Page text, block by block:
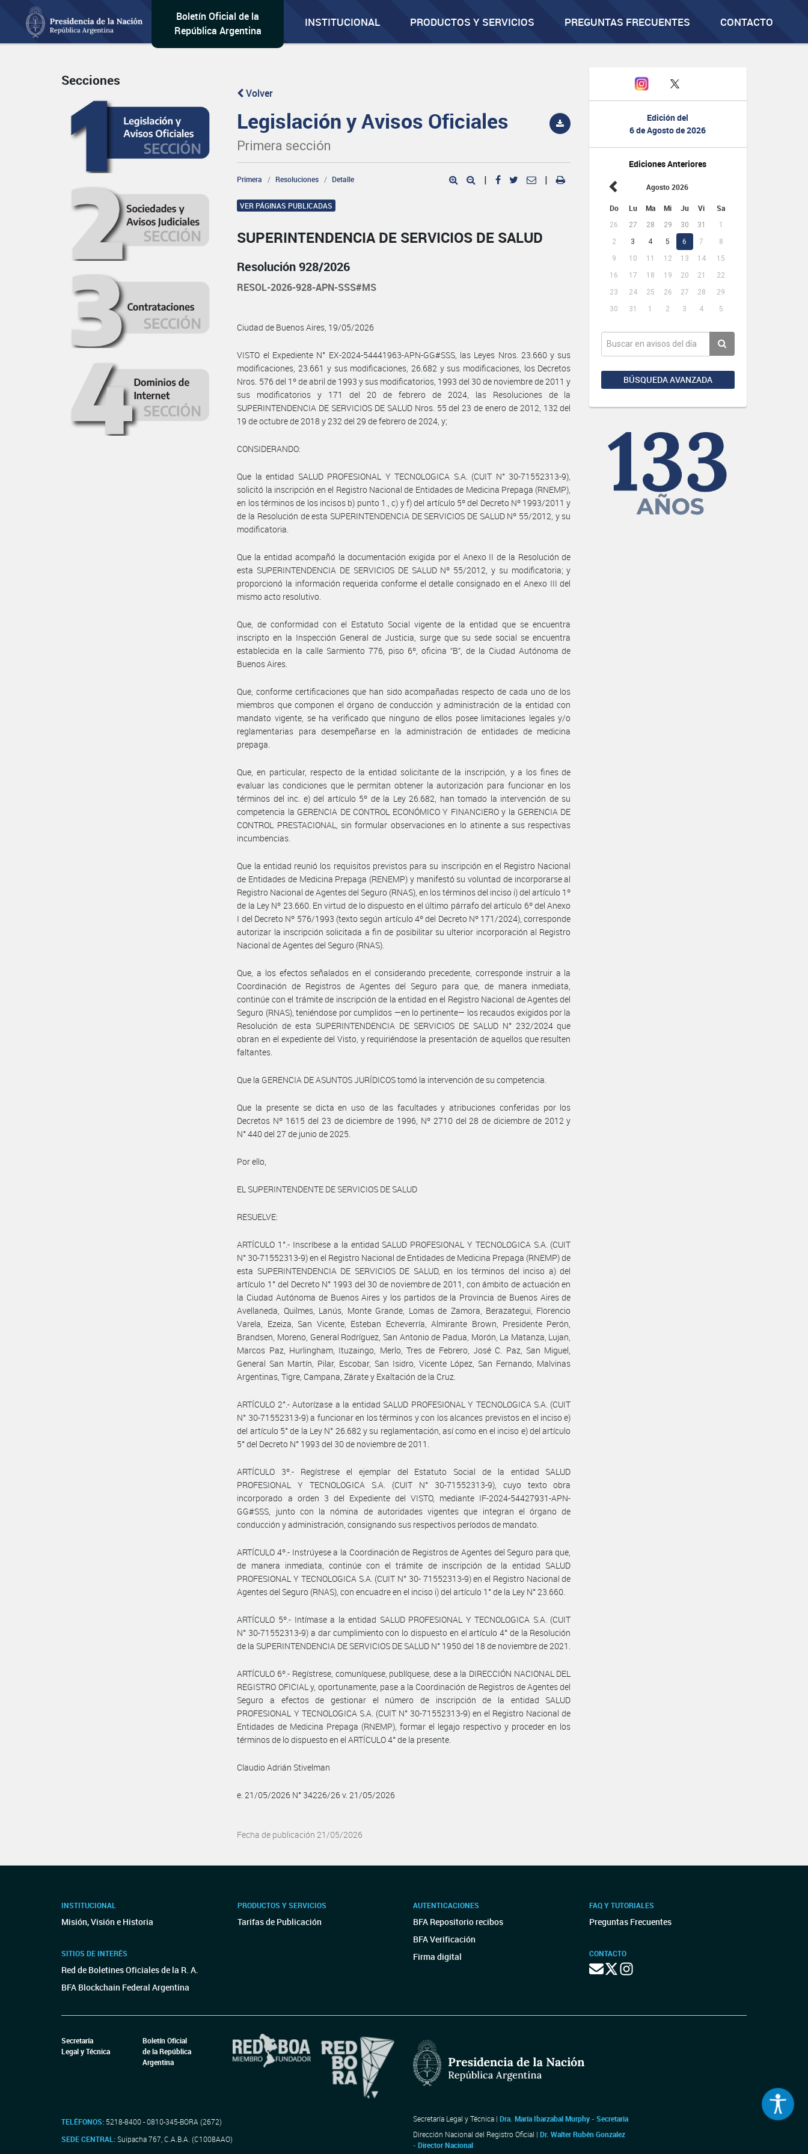
Boletín Oficial de la
República Argentina
INSTITUCIONAL PRODUCTOS Y SERVICIOS PREGUNTAS FRECUENTES CONTACTO
Edición del
6 de Agosto de 2026
Ediciones Anteriores
Agosto 2026
Do Lu Ma Mi Ju Vi Sa
26 27 28 29 30 31
1
2
3 4 5 6 7
8
9
10 11 12 13 14
15
16
17 18 19 20 21
22
23
24 25 26 27 28
29
30
31 1 2 3 4 5
BÚSQUEDA AVANZADA
Secciones
Volver
Legislación y Avisos Oficiales
Primera sección
Primera Resoluciones Detalle | |
VER PÁGINAS PUBLICADAS
SUPERINTENDENCIA DE SERVICIOS DE SALUD
Resolución 928/2026
RESOL-2026-928-APN-SSS#MS
Ciudad de Buenos Aires, 19/05/2026
VISTO el Expediente N° EX-2024-54441963-APN-GG#SSS, las Leyes Nros. 23.660 y sus
modificaciones, 23.661 y sus modificaciones, 26.682 y sus modificaciones, los Decretos
Nros. 576 del 1º de abril de 1993 y sus modificatorios, 1993 del 30 de noviembre de 2011 y
sus modificatorios y 171 del 20 de febrero de 2024, las Resoluciones de la
SUPERINTENDENCIA DE SERVICIOS DE SALUD Nros. 55 del 23 de enero de 2012, 132 del
19 de octubre de 2018 y 232 del 29 de febrero de 2024, y;
CONSIDERANDO:
Que la entidad SALUD PROFESIONAL Y TECNOLOGICA S.A. (CUIT N° 30-71552313-9),
solicitó la inscripción en el Registro Nacional de Entidades de Medicina Prepaga (RNEMP),
en los términos de los incisos b) punto 1., c) y f) del artículo 5º del Decreto Nº 1993/2011 y
de la Resolución de esta SUPERINTENDENCIA DE SERVICIOS DE SALUD Nº 55/2012, y su
modificatoria.
Que la entidad acompañó la documentación exigida por el Anexo II de la Resolución de
esta SUPERINTENDENCIA DE SERVICIOS DE SALUD Nº 55/2012, y su modificatoria; y
proporcionó la información requerida conforme el detalle consignado en el Anexo III del
mismo acto resolutivo.
Que, de conformidad con el Estatuto Social vigente de la entidad que se encuentra
inscripto en la Inspección General de Justicia, surge que su sede social se encuentra
establecida en la calle Sarmiento 776, piso 6º, oficina “B”, de la Ciudad Autónoma de
Buenos Aires.
Que, conforme certificaciones que han sido acompañadas respecto de cada uno de los
miembros que componen el órgano de conducción y administración de la entidad con
mandato vigente, se ha verificado que ninguno de ellos posee limitaciones legales y/o
reglamentarias para desempeñarse en la administración de entidades de medicina
prepaga.
Que, en particular, respecto de la entidad solicitante de la inscripción, y a los fines de
evaluar las condiciones que le permitan obtener la autorización para funcionar en los
términos del inc. e) del artículo 5º de la Ley 26.682, han tomado la intervención de su
competencia la GERENCIA DE CONTROL ECONÓMICO Y FINANCIERO y la GERENCIA DE
CONTROL PRESTACIONAL, sin formular observaciones en lo atinente a sus respectivas
incumbencias.
Que la entidad reunió los requisitos previstos para su inscripción en el Registro Nacional
de Entidades de Medicina Prepaga (RENEMP) y manifestó su voluntad de incorporarse al
Registro Nacional de Agentes del Seguro (RNAS), en los términos del inciso i) del artículo 1º
de la Ley Nº 23.660. En virtud de lo dispuesto en el último párrafo del artículo 6º del Anexo
I del Decreto Nº 576/1993 (texto según artículo 4º del Decreto Nº 171/2024), corresponde
autorizar la inscripción solicitada a fin de posibilitar su ulterior incorporación al Registro
Nacional de Agentes del Seguro (RNAS).
Que, a los efectos señalados en el considerando precedente, corresponde instruir a la
Coordinación de Registros de Agentes del Seguro para que, de manera inmediata,
continúe con el trámite de inscripción de la entidad en el Registro Nacional de Agentes del
Seguro (RNAS), teniéndose por cumplidos —en lo pertinente— los recaudos exigidos por la
Resolución de esta SUPERINTENDENCIA DE SERVICIOS DE SALUD N° 232/2024 que
obran en el expediente del Visto, y requiriéndose la presentación de aquellos que resulten
faltantes.
Que la GERENCIA DE ASUNTOS JURÍDICOS tomó la intervención de su competencia.
Que la presente se dicta en uso de las facultades y atribuciones conferidas por los
Decretos Nº 1615 del 23 de diciembre de 1996, Nº 2710 del 28 de diciembre de 2012 y
N° 440 del 27 de junio de 2025.
Por ello,
EL SUPERINTENDENTE DE SERVICIOS DE SALUD
RESUELVE:
ARTÍCULO 1°.- Inscríbese a la entidad SALUD PROFESIONAL Y TECNOLOGICA S.A. (CUIT
N° 30-71552313-9) en el Registro Nacional de Entidades de Medicina Prepaga (RNEMP) de
esta SUPERINTENDENCIA DE SERVICIOS DE SALUD, en los términos del inciso a) del
artículo 1° del Decreto N° 1993 del 30 de noviembre de 2011, con ámbito de actuación en
la Ciudad Autónoma de Buenos Aires y los partidos de la Provincia de Buenos Aires de
Avellaneda, Quilmes, Lanús, Monte Grande, Lomas de Zamora, Berazategui, Florencio
Varela, Ezeiza, San Vicente, Esteban Echeverría, Almirante Brown, Presidente Perón,
Brandsen, Moreno, General Rodríguez, San Antonio de Padua, Morón, La Matanza, Lujan,
Marcos Paz, Hurlingham, Ituzaingo, Merlo, Tres de Febrero, José C. Paz, San Miguel,
General San Martín, Pilar, Escobar, San Isidro, Vicente López, San Fernando, Malvinas
Argentinas, Tigre, Campana, Zárate y Exaltación de la Cruz.
ARTÍCULO 2°.- Autorízase a la entidad SALUD PROFESIONAL Y TECNOLOGICA S.A. (CUIT
N° 30-71552313-9) a funcionar en los términos y con los alcances previstos en el inciso e)
del artículo 5° de la Ley N° 26.682 y su reglamentación, así como en el inciso e) del artículo
5° del Decreto N° 1993 del 30 de noviembre de 2011.
ARTÍCULO 3º.- Regístrese el ejemplar del Estatuto Social de la entidad SALUD
PROFESIONAL Y TECNOLOGICA S.A. (CUIT N° 30-71552313-9), cuyo texto obra
incorporado a orden 3 del Expediente del VISTO, mediante IF-2024-54427931-APN-
GG#SSS, junto con la nómina de autoridades vigentes que integran el órgano de
conducción y administración, consignando sus respectivos períodos de mandato.
ARTÍCULO 4º.- Instrúyese a la Coordinación de Registros de Agentes del Seguro para que,
de manera inmediata, continúe con el trámite de inscripción de la entidad SALUD
PROFESIONAL Y TECNOLOGICA S.A. (CUIT N° 30- 71552313-9) en el Registro Nacional de
Agentes del Seguro (RNAS), con encuadre en el inciso i) del artículo 1° de la Ley N° 23.660.
ARTÍCULO 5º.- Intímase a la entidad SALUD PROFESIONAL Y TECNOLOGICA S.A. (CUIT
N° 30-71552313-9) a dar cumplimiento con lo dispuesto en el artículo 4° de la Resolución
de la SUPERINTENDENCIA DE SERVICIOS DE SALUD N° 1950 del 18 de noviembre de 2021.
ARTÍCULO 6º.- Regístrese, comuníquese, publíquese, dese a la DIRECCIÓN NACIONAL DEL
REGISTRO OFICIAL y, oportunamente, pase a la Coordinación de Registros de Agentes del
Seguro a efectos de gestionar el número de inscripción de la entidad SALUD
PROFESIONAL Y TECNOLOGICA S.A. (CUIT N° 30-71552313-9) en el Registro Nacional de
Entidades de Medicina Prepaga (RNEMP), formar el legajo respectivo y proceder en los
términos de lo dispuesto en el ARTÍCULO 4° de la presente.
Claudio Adrián Stivelman
e. 21/05/2026 N° 34226/26 v. 21/05/2026
Fecha de publicación 21/05/2026
INSTITUCIONAL
Misión, Visión e Historia
SITIOS DE INTERÉS
Red de Boletines Oficiales de la R. A.
BFA Blockchain Federal Argentina
PRODUCTOS Y SERVICIOS
Tarifas de Publicación
AUTENTICACIONES
BFA Repositorio recibos
BFA Verificación
Firma digital
FAQ Y TUTORIALES
Preguntas Frecuentes
CONTACTO
Secretaría
Legal y Técnica
Boletín Oficial
de la República
Argentina
TELÉFONOS: 5218-8400 - 0810-345-BORA (2672)
SEDE CENTRAL:Suipacha 767, C.A.B.A. (C1008AAO)
Secretaría Legal y Técnica | Dra. María Ibarzabal Murphy - Secretaria
Dirección Nacional del Registro Oficial | Dr. Walter Rubén Gonzalez
- Director Nacional